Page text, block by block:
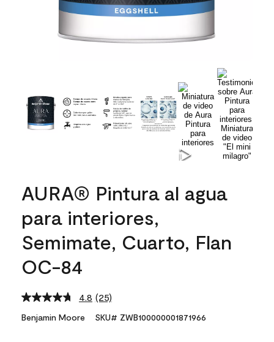
AURA® Pintura al agua
para interiores,
Semimate, Cuarto, Flan
OC-84
4.8 Read
25
Reviews.
(25)
Benjamin Moore SKU# ZWB100000001871966